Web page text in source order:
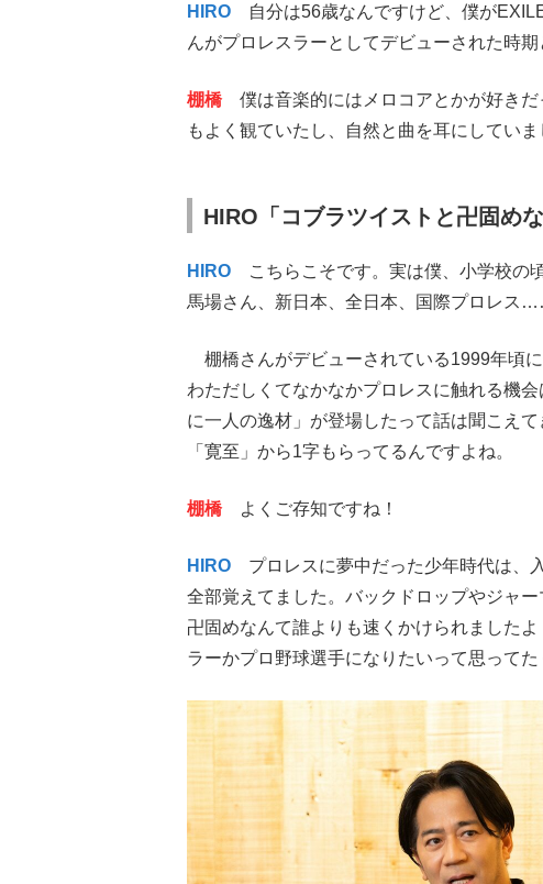
HIRO 自分は56歳なんですけど、僕が
んがプロレスラーとしてデビューされた時
棚橋僕は音楽的にはメロコアとかが好きだ
もよく観ていたし、自然と曲を耳にしてい
HIRO「コブラツイストと卍固め
HIRO こちらこそです。実は僕、小学校の
馬場さん、新日本、全日本、国際プロレス
棚橋さんがデビューされている1999年頃
わただしくてなかなかプロレスに触れる機
に一人の逸材」が登場したって話は聞こえ
「寛至」から1字もらってるんですよね。
棚橋よくご存知ですね！
HIRO プロレスに夢中だった少年時代は、
全部覚えてました。バックドロップやジャ
卍固めなんて誰よりも速くかけられました
ラーかプロ野球選手になりたいって思ってた